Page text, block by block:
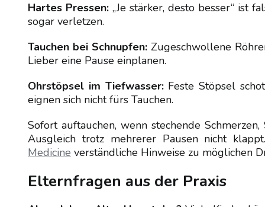
Hartes Pressen:„Je stärker, desto besser“ ist
sogar verletzen.
Tauchen bei Schnupfen:Zugeschwollene
Lieber eine Pause einplanen.
Ohrstöpsel im Tiefwasser:Feste Stöpsel
eignen sich nicht fürs Tauchen.
Sofort auftauchen, wenn stechende
Ausgleich trotz mehrerer Pausen nicht
Medicine verständliche Hinweise zu möglichen
Elternfragen aus der Praxis